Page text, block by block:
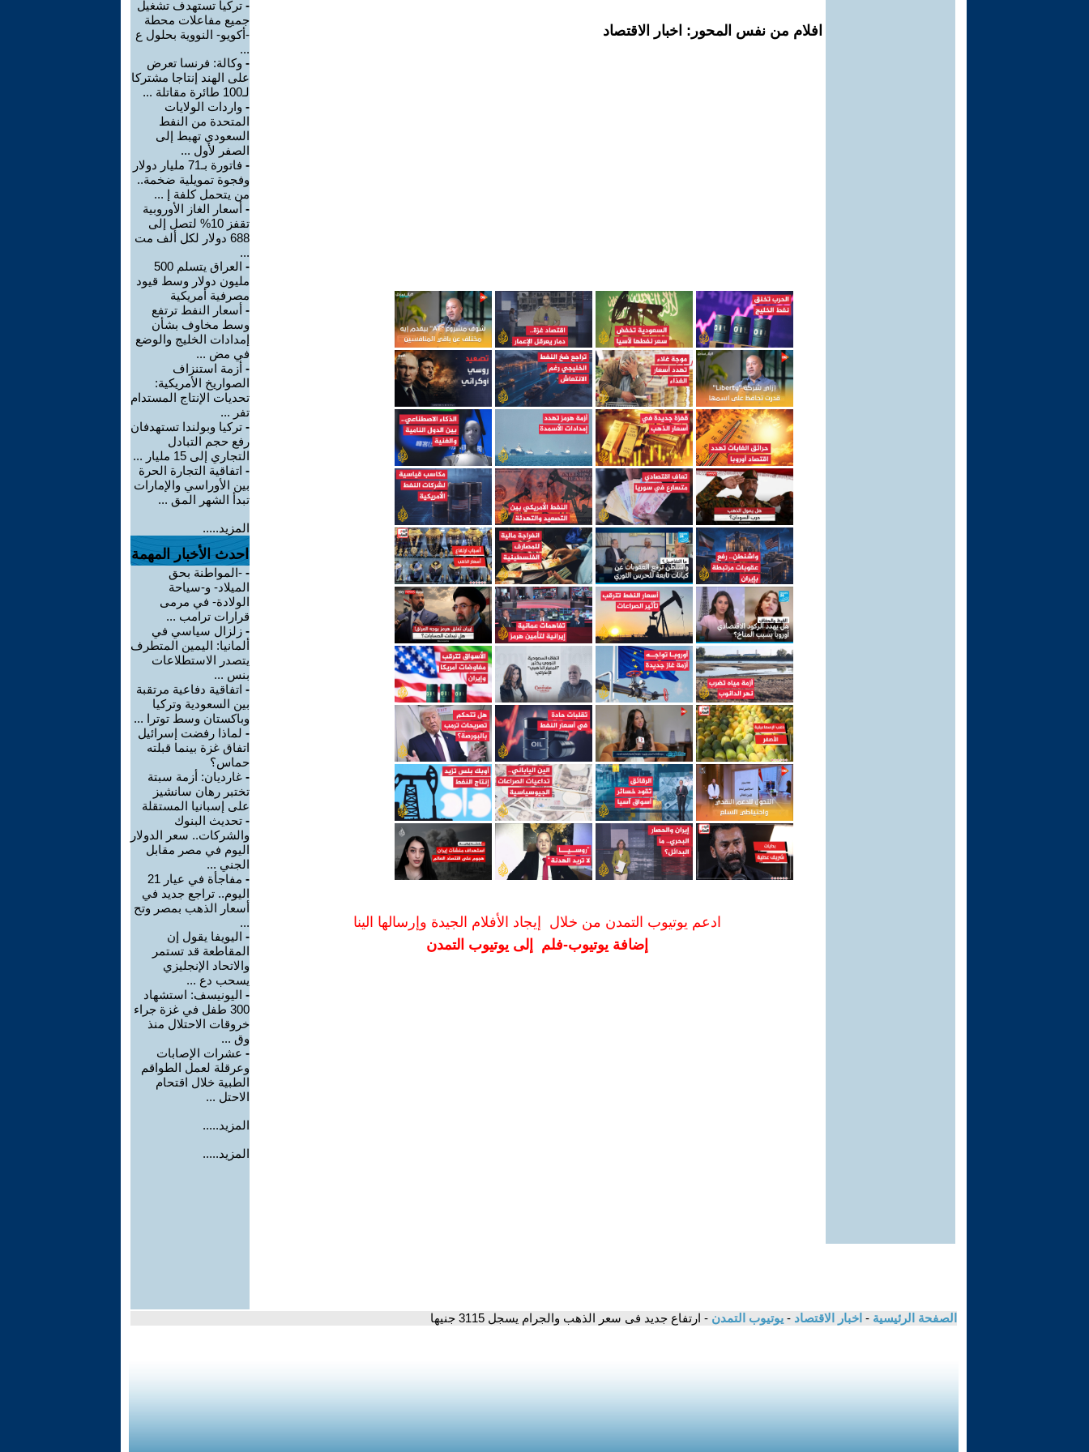
افلام من نفس المحور: اخبار الاقتصاد
ادعم يوتيوب التمدن من خلال إيجاد الأفلام الجيدة وإرسالها الينا
إضافة يوتيوب-فلم إلى يوتيوب التمدن
- تركيا تستهدف تشغيل
جميع مفاعلات محطة
-أكويو- النووية بحلول ع
...
- وكالة: فرنسا تعرض
على الهند إنتاجا مشتركا
لـ100 طائرة مقاتلة ...
- واردات الولايات
المتحدة من النفط
السعودي تهبط إلى
الصفر لأول ...
-
فاتورة بـ71 مليار دولار
وفجوة تمويلية ضخمة..
من يتحمل كلفة إ ...
- أسعار الغاز الأوروبية
تقفز 10% لتصل إلى
688 دولار لكل ألف مت
...
-
العراق يتسلم 500
مليون دولار وسط قيود
مصرفية أمريكية
- أسعار النفط ترتفع
وسط مخاوف بشأن
إمدادات الخليج والوضع
في مض ...
- أزمة استنزاف
الصواريخ الأمريكية:
تحديات الإنتاج المستدام
تفر ...
- تركيا وبولندا تستهدفان
رفع حجم التبادل
التجاري إلى 15 مليار ...
- اتفاقية التجارة الحرة
بين الأوراسي والإمارات
تبدأ الشهر المق ...
المزيد.....
احدث الأخبار المهمة
- -المواطنة بحق
الميلاد- و-سياحة
الولادة- في مرمى
قرارات ترامب ...
- زلزال سياسي في
ألمانيا: اليمين المتطرف
يتصدر الاستطلاعات
بنس ...
- اتفاقية دفاعية مرتقبة
بين السعودية وتركيا
وباكستان وسط توترا ...
- لماذا رفضت إسرائيل
اتفاق غزة بينما قبلته
حماس؟
- غارديان: أزمة سبتة
تختبر رهان سانشيز
على إسبانيا المستقلة
- تحديث البنوك
والشركات.. سعر الدولار
اليوم في مصر مقابل
الجني ...
-
مفاجأة في عيار 21
اليوم.. تراجع جديد في
أسعار الذهب بمصر وتح
...
- اليويفا يقول إن
المقاطعة قد تستمر
والاتحاد الإنجليزي
يسحب دع ...
- اليونيسف: استشهاد
300 طفل في غزة جراء
خروقات الاحتلال منذ
وق ...
- عشرات الإصابات
وعرقلة لعمل الطواقم
الطبية خلال اقتحام
الاحتل ...
المزيد.....
المزيد.....
الصفحة الرئيسية - اخبار الاقتصاد - يوتيوب التمدن - ارتفاع جديد فى سعر الذهب والجرام يسجل 3115 جنيها